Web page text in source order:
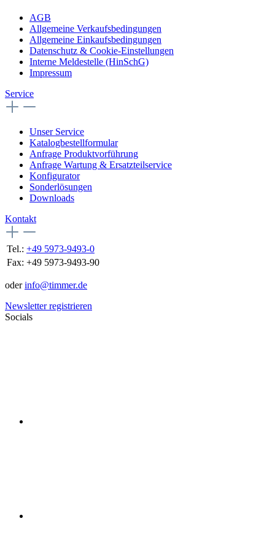
AGB
Allgemeine Verkaufsbedingungen
Allgemeine Einkaufsbedingungen
Datenschutz & Cookie-Einstellungen
Interne Meldestelle (HinSchG)
Impressum
Service
Unser Service
Katalogbestellformular
Anfrage Produktvorführung
Anfrage Wartung & Ersatzteilservice
Konfigurator
Sonderlösungen
Downloads
Kontakt
Tel.: +49 5973-9493-0
Fax: +49 5973-9493-90
oderinfo@timmer.de
Newsletter registrieren
Socials